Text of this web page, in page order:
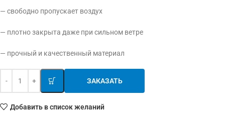
— свободно пропускает воздух
— плотно закрыта даже при сильном ветре
— прочный и качественный материал
ЗАКАЗАТЬ
Добавить в список желаний